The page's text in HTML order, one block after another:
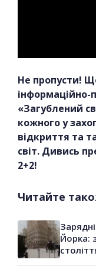
Не пропусти!
інформаційно-
«Загублений
кожного у
відкриття та
світ. Дивись
2+2!
Читайте
Йорка: